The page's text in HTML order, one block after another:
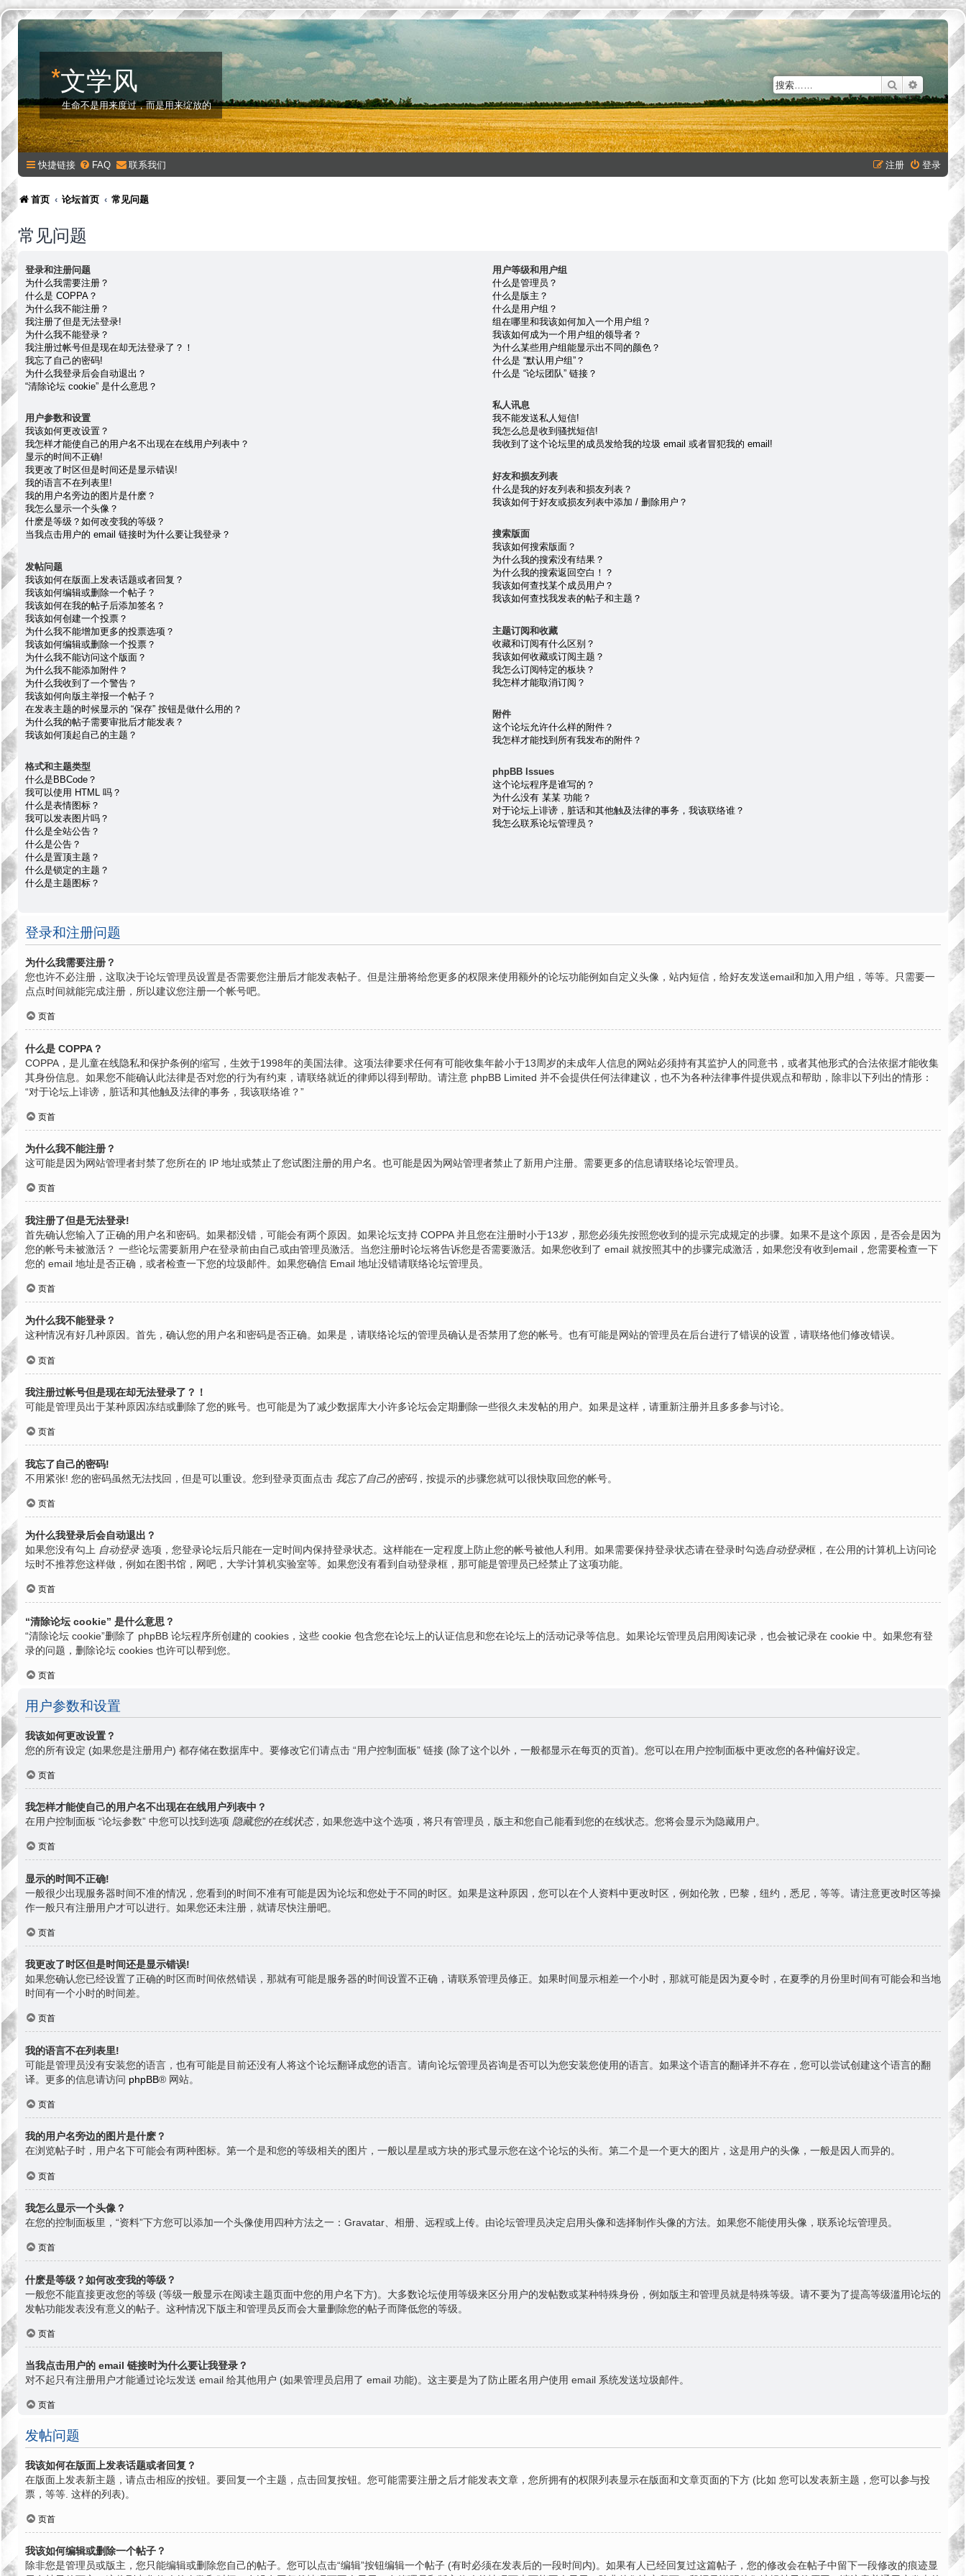
*文学风
生命不是用来度过，而是用来绽放的
搜索
快捷链接 FAQ 联系我们 登录
注册
首页 论坛首页 常见问题
常见问题
登录和注册问题
为什么我需要注册？
什么是 COPPA？
为什么我不能注册？
我注册了但是无法登录!
为什么我不能登录？
我注册过帐号但是现在却无法登录了？！
我忘了自己的密码!
为什么我登录后会自动退出？
“清除论坛 cookie” 是什么意思？
用户参数和设置
我该如何更改设置？
我怎样才能使自己的用户名不出现在在线用户列表中？
显示的时间不正确!
我更改了时区但是时间还是显示错误!
我的语言不在列表里!
我的用户名旁边的图片是什麽？
我怎么显示一个头像？
什麽是等级？如何改变我的等级？
当我点击用户的 email 链接时为什么要让我登录？
发帖问题
我该如何在版面上发表话题或者回复？
我该如何编辑或删除一个帖子？
我该如何在我的帖子后添加签名？
我该如何创建一个投票？
为什么我不能增加更多的投票选项？
我该如何编辑或删除一个投票？
为什么我不能访问这个版面？
为什么我不能添加附件？
为什么我收到了一个警告？
我该如何向版主举报一个帖子？
在发表主题的时候显示的 “保存” 按钮是做什么用的？
为什么我的帖子需要审批后才能发表？
我该如何顶起自己的主题？
格式和主题类型
什么是BBCode？
我可以使用 HTML 吗？
什么是表情图标？
我可以发表图片吗？
什么是全站公告？
什么是公告？
什么是置顶主题？
什么是锁定的主题？
什么是主题图标？
用户等级和用户组
什么是管理员？
什么是版主？
什么是用户组？
组在哪里和我该如何加入一个用户组？
我该如何成为一个用户组的领导者？
为什么某些用户组能显示出不同的颜色？
什么是 “默认用户组”？
什么是 “论坛团队” 链接？
私人讯息
我不能发送私人短信!
我怎么总是收到骚扰短信!
我收到了这个论坛里的成员发给我的垃圾 email 或者冒犯我的 email!
好友和损友列表
什么是我的好友列表和损友列表？
我该如何于好友或损友列表中添加 / 删除用户？
搜索版面
我该如何搜索版面？
为什么我的搜索没有结果？
为什么我的搜索返回空白！？
我该如何查找某个成员用户？
我该如何查找我发表的帖子和主题？
主题订阅和收藏
收藏和订阅有什么区别？
我该如何收藏或订阅主题？
我怎么订阅特定的板块？
我怎样才能取消订阅？
附件
这个论坛允许什么样的附件？
我怎样才能找到所有我发布的附件？
phpBB Issues
这个论坛程序是谁写的？
为什么没有 某某 功能？
对于论坛上诽谤，脏话和其他触及法律的事务，我该联络谁？
我怎么联系论坛管理员？
登录和注册问题
为什么我需要注册？
您也许不必注册，这取决于论坛管理员设置是否需要您注册后才能发表帖子。但是注册将给您更多的权限来使用额外的论坛功能例如自定义头像，站内短信，给好友发送email和加入用户组，等等。只需要一
点点时间就能完成注册，所以建议您注册一个帐号吧。
页首
什么是 COPPA？
COPPA，是儿童在线隐私和保护条例的缩写，生效于1998年的美国法律。这项法律要求任何有可能收集年龄小于13周岁的未成年人信息的网站必须持有其监护人的同意书，或者其他形式的合法依据才能收集
其身份信息。如果您不能确认此法律是否对您的行为有约束，请联络就近的律师以得到帮助。请注意 phpBB Limited 并不会提供任何法律建议，也不为各种法律事件提供观点和帮助，除非以下列出的情形：
“对于论坛上诽谤，脏话和其他触及法律的事务，我该联络谁？”
页首
为什么我不能注册？
这可能是因为网站管理者封禁了您所在的 IP 地址或禁止了您试图注册的用户名。也可能是因为网站管理者禁止了新用户注册。需要更多的信息请联络论坛管理员。
页首
我注册了但是无法登录!
首先确认您输入了正确的用户名和密码。如果都没错，可能会有两个原因。如果论坛支持 COPPA 并且您在注册时小于13岁，那您必须先按照您收到的提示完成规定的步骤。如果不是这个原因，是否会是因为
您的帐号未被激活？ 一些论坛需要新用户在登录前由自己或由管理员激活。当您注册时论坛将告诉您是否需要激活。如果您收到了 email 就按照其中的步骤完成激活，如果您没有收到email，您需要检查一下
您的 email 地址是否正确，或者检查一下您的垃圾邮件。如果您确信 Email 地址没错请联络论坛管理员。
页首
为什么我不能登录？
这种情况有好几种原因。首先，确认您的用户名和密码是否正确。如果是，请联络论坛的管理员确认是否禁用了您的帐号。也有可能是网站的管理员在后台进行了错误的设置，请联络他们修改错误。
页首
我注册过帐号但是现在却无法登录了？！
可能是管理员出于某种原因冻结或删除了您的账号。也可能是为了减少数据库大小许多论坛会定期删除一些很久未发帖的用户。如果是这样，请重新注册并且多多参与讨论。
页首
我忘了自己的密码!
不用紧张! 您的密码虽然无法找回，但是可以重设。您到登录页面点击 我忘了自己的密码，按提示的步骤您就可以很快取回您的帐号。
页首
为什么我登录后会自动退出？
如果您没有勾上 自动登录选项，您登录论坛后只能在一定时间内保持登录状态。这样能在一定程度上防止您的帐号被他人利用。如果需要保持登录状态请在登录时勾选自动登录框，在公用的计算机上访问论
坛时不推荐您这样做，例如在图书馆，网吧，大学计算机实验室等。如果您没有看到自动登录框，那可能是管理员已经禁止了这项功能。
页首
“清除论坛 cookie” 是什么意思？
“清除论坛 cookie”删除了 phpBB 论坛程序所创建的 cookies，这些 cookie 包含您在论坛上的认证信息和您在论坛上的活动记录等信息。如果论坛管理员启用阅读记录，也会被记录在 cookie 中。如果您有登
录的问题，删除论坛 cookies 也许可以帮到您。
页首
用户参数和设置
我该如何更改设置？
您的所有设定 (如果您是注册用户) 都存储在数据库中。要修改它们请点击 “用户控制面板” 链接 (除了这个以外，一般都显示在每页的页首)。您可以在用户控制面板中更改您的各种偏好设定。
页首
我怎样才能使自己的用户名不出现在在线用户列表中？
在用户控制面板 “论坛参数” 中您可以找到选项 隐藏您的在线状态，如果您选中这个选项，将只有管理员，版主和您自己能看到您的在线状态。您将会显示为隐藏用户。
页首
显示的时间不正确!
一般很少出现服务器时间不准的情况，您看到的时间不准有可能是因为论坛和您处于不同的时区。如果是这种原因，您可以在个人资料中更改时区，例如伦敦，巴黎，纽约，悉尼，等等。请注意更改时区等操
作一般只有注册用户才可以进行。如果您还未注册，就请尽快注册吧。
页首
我更改了时区但是时间还是显示错误!
如果您确认您已经设置了正确的时区而时间依然错误，那就有可能是服务器的时间设置不正确，请联系管理员修正。如果时间显示相差一个小时，那就可能是因为夏令时，在夏季的月份里时间有可能会和当地
时间有一个小时的时间差。
页首
我的语言不在列表里!
可能是管理员没有安装您的语言，也有可能是目前还没有人将这个论坛翻译成您的语言。请向论坛管理员咨询是否可以为您安装您使用的语言。如果这个语言的翻译并不存在，您可以尝试创建这个语言的翻
译。更多的信息请访问 phpBB® 网站。
页首
我的用户名旁边的图片是什麽？
在浏览帖子时，用户名下可能会有两种图标。第一个是和您的等级相关的图片，一般以星星或方块的形式显示您在这个论坛的头衔。第二个是一个更大的图片，这是用户的头像，一般是因人而异的。
页首
我怎么显示一个头像？
在您的控制面板里，“资料”下方您可以添加一个头像使用四种方法之一：Gravatar、相册、远程或上传。由论坛管理员决定启用头像和选择制作头像的方法。如果您不能使用头像，联系论坛管理员。
页首
什麽是等级？如何改变我的等级？
一般您不能直接更改您的等级 (等级一般显示在阅读主题页面中您的用户名下方)。大多数论坛使用等级来区分用户的发帖数或某种特殊身份，例如版主和管理员就是特殊等级。请不要为了提高等级滥用论坛的
发帖功能发表没有意义的帖子。这种情况下版主和管理员反而会大量删除您的帖子而降低您的等级。
页首
当我点击用户的 email 链接时为什么要让我登录？
对不起只有注册用户才能通过论坛发送 email 给其他用户 (如果管理员启用了 email 功能)。这主要是为了防止匿名用户使用 email 系统发送垃圾邮件。
页首
发帖问题
我该如何在版面上发表话题或者回复？
在版面上发表新主题，请点击相应的按钮。要回复一个主题，点击回复按钮。您可能需要注册之后才能发表文章，您所拥有的权限列表显示在版面和文章页面的下方 (比如 您可以发表新主题，您可以参与投
票，等等. 这样的列表)。
页首
我该如何编辑或删除一个帖子？
除非您是管理员或版主，您只能编辑或删除您自己的帖子。您可以点击“编辑”按钮编辑一个帖子 (有时必须在发表后的一段时间内)。如果有人已经回复过这篇帖子，您的修改会在帖子中留下一段修改的痕迹显